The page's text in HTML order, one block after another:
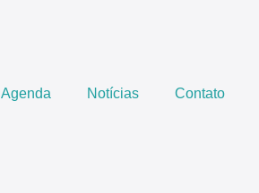
Agenda Notícias Contato